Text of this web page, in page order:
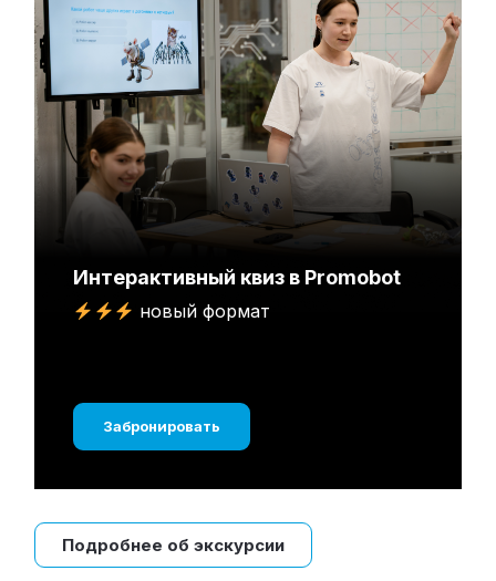
Интерактивный квиз в Promobot
новый формат
Забронировать
Подробнее об экскурсии